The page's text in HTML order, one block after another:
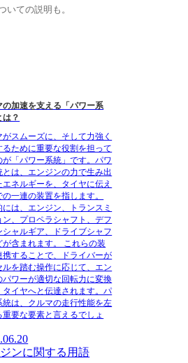
いての説明も。
の加速を支える「パワー系
は？
がスムーズに、そして力強く
るために重要な役割を担って
が「パワー系統」です。パワ
とは、エンジンの力で生み出
エネルギーを、タイヤに伝え
の一連の装置を指します。
には、エンジン、トランスミ
ン、プロペラシャフト、デフ
シャルギア、ドライブシャフ
が含まれます。 これらの装
携することで、ドライバーが
ルを踏む操作に応じて、エン
パワーが適切な回転力に変換
タイヤへと伝達されます。パ
統は、クルマの走行性能を左
重要な要素と言えるでしょ
ンに関する用語